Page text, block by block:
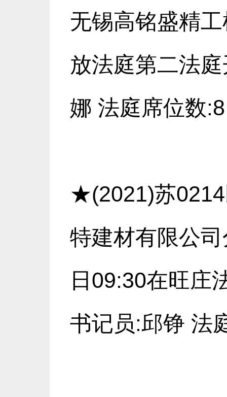
无锡高铭盛精
放法庭第二法
娜 法庭席位数:8
★(2021)苏
特建材有限公
日09:30在旺庄
书记员:邱铮 法